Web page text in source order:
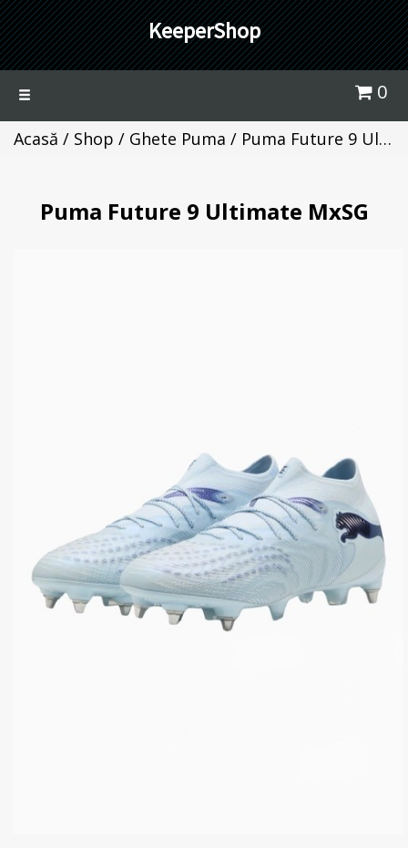
KeeperShop
Toggle
0
Acasă / Shop / Ghete Puma / Puma Future 9 Ultimate MxSG
Puma Future 9 Ultimate MxSG